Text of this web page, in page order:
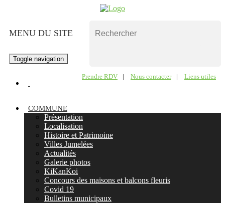
Prendre RDV | Nous contacter | Liens utiles
MENU DU SITE
Toggle navigation
COMMUNE
Présentation
Localisation
Histoire et Patrimoine
Villes Jumelées
Actualités
Galerie photos
KiKanKoi
Concours des maisons et balcons fleuris
Covid 19
Bulletins municipaux